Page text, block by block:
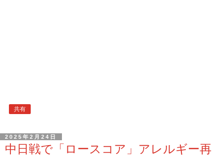
共有
2025年2月24日
中日戦で「ロースコア」アレルギー再